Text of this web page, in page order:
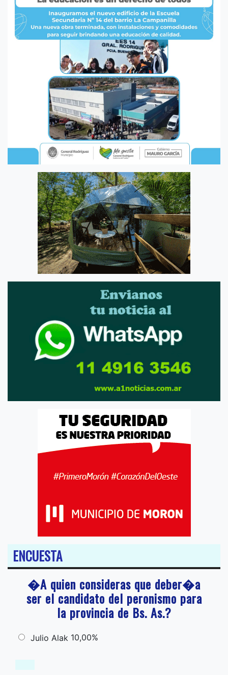
ENCUESTA
�A quien consideras que deber�a
ser el candidato del peronismo para
la provincia de Bs. As.?
Julio Alak 10,00%